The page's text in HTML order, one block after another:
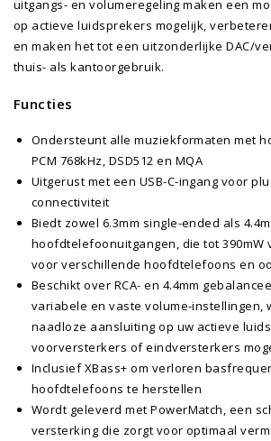
uitgangs- en volumeregeling maken een
op actieve luidsprekers mogelijk,
en maken het tot een uitzonderlijke DAC/
thuis- als kantoorgebruik.
Functies
Ondersteunt alle muziekformaten met
PCM 768kHz, DSD512 en MQA
Uitgerust met een USB-C-ingang voor
connectiviteit
Biedt zowel 6.3mm single-ended als
hoofdtelefoonuitgangen, die tot 390mW
voor verschillende hoofdtelefoons en
Beschikt over RCA- en 4.4mm
variabele en vaste volume-instellingen,
naadloze aansluiting op uw actieve
voorversterkers of eindversterkers
Inclusief XBass+ om verloren
hoofdtelefoons te herstellen
Wordt geleverd met PowerMatch, een
versterking die zorgt voor optimaal